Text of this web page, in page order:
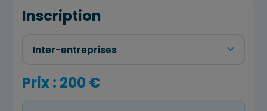
Inscription
Prix : 200 €